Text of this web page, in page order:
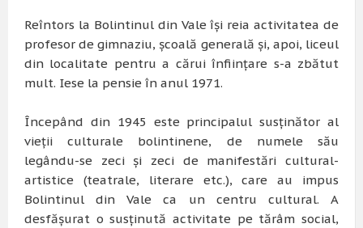
Reîntors la Bolintinul din Vale îşi reia activitatea de
profesor de gimnaziu, şcoală generală şi, apoi, liceul
din localitate pentru a cărui înfiinţare s-a zbătut
mult. Iese la pensie în anul 1971.
Începând din 1945 este principalul susţinător al
vieţii culturale bolintinene, de numele său
legându-se zeci şi zeci de manifestări cultural-
artistice (teatrale, literare etc.), care au impus
Bolintinul din Vale ca un centru cultural. A
desfăşurat o susţinută activitate pe tărâm social,